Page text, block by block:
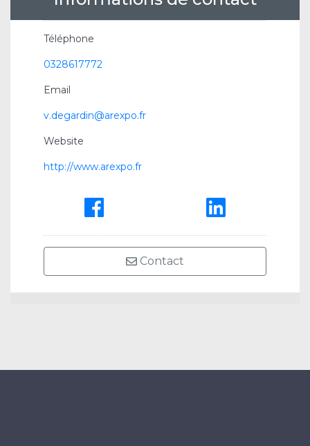
Téléphone
0328617772
Email
v.degardin@arexpo.fr
Website
http://www.arexpo.fr
Contact